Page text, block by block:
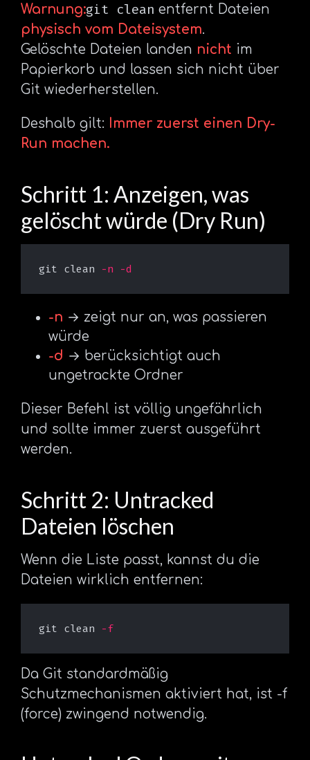
Warnung:git clean entfernt Dateien
physisch vom Dateisystem.
Gelöschte Dateien landen nicht im
Papierkorb und lassen sich nicht über
Git wiederherstellen.
Deshalb gilt:
Immer zuerst einen Dry-
Run machen.
Schritt 1: Anzeigen, was
gelöscht würde (Dry Run)
git clean -n -d
-n → zeigt nur an, was passieren
würde
-d → berücksichtigt auch
ungetrackte Ordner
Dieser Befehl ist völlig ungefährlich
und sollte immer zuerst ausgeführt
werden.
Schritt 2: Untracked
Dateien löschen
Wenn die Liste passt, kannst du die
Dateien wirklich entfernen:
git clean -f
Da Git standardmäßig
Schutzmechanismen aktiviert hat, ist -f
(force) zwingend notwendig.